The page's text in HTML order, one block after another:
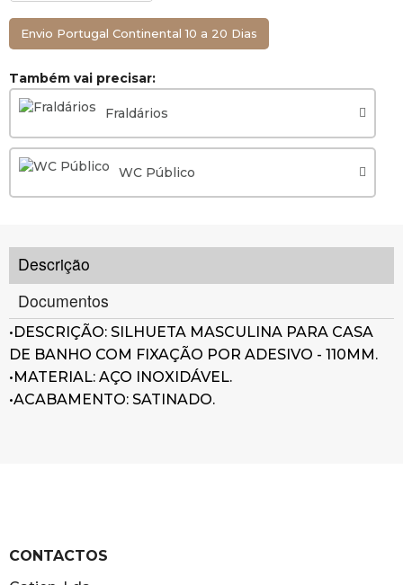
Envio Portugal Continental 10 a 20 Dias
Também vai precisar:
Fraldários
WC Público
Descrição
Documentos
•DESCRIÇÃO: SILHUETA MASCULINA PARA CASA
DE BANHO COM FIXAÇÃO POR ADESIVO - 110MM.
•MATERIAL: AÇO INOXIDÁVEL.
•ACABAMENTO: SATINADO.
CONTACTOS